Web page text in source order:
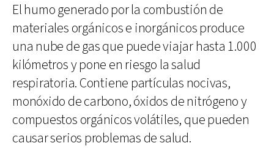
El humo generado por la combustión de
materiales orgánicos e inorgánicos produce
una nube de gas que puede viajar hasta 1.000
kilómetros y pone en riesgo la salud
respiratoria. Contiene partículas nocivas,
monóxido de carbono, óxidos de nitrógeno y
compuestos orgánicos volátiles, que pueden
causar serios problemas de salud.